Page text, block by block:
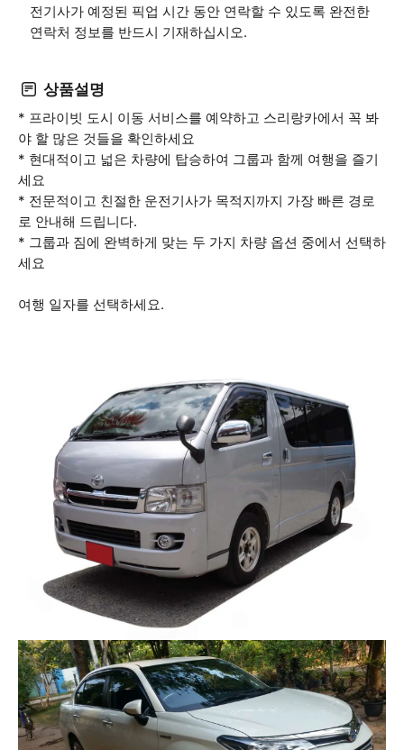
전기사가 예정된 픽업 시간 동안 연락할 수 있도록 완전한
연락처 정보를 반드시 기재하십시오.
상품설명
* 프라이빗 도시 이동 서비스를 예약하고 스리랑카에서 꼭 봐
야 할 많은 것들을 확인하세요
* 현대적이고 넓은 차량에 탑승하여 그룹과 함께 여행을 즐기
세요
* 전문적이고 친절한 운전기사가 목적지까지 가장 빠른 경로
로 안내해 드립니다.
* 그룹과 짐에 완벽하게 맞는 두 가지 차량 옵션 중에서 선택하
세요
여행 일자를 선택하세요.